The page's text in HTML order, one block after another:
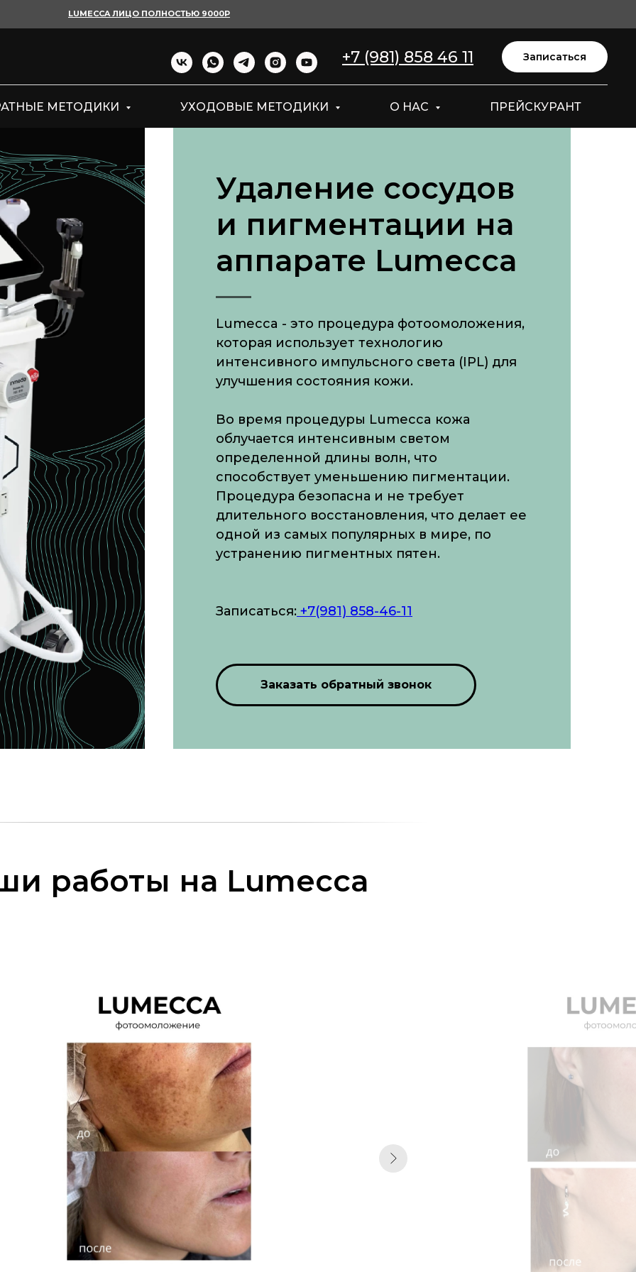
LUMECCA ЛИЦО ПОЛНОСТЬЮ 9000Р
+7 (981) 858 46 11 Записаться
МЕТОДИКИ УХОДОВЫЕ МЕТОДИКИ О НАС ПРЕЙСКУРАНТ
Удаление сосудов
и пигментации на
аппарате Lumecca
Lumecca - это процедура фотоомоложения,
которая использует технологию
интенсивного импульсного света (IPL) для
улучшения состояния кожи.
Во время процедуры Lumecca кожа
облучается интенсивным светом
определенной длины волн, что
способствует уменьшению пигментации.
Процедура безопасна и не требует
длительного восстановления, что делает ее
одной из самых популярных в мире, по
устранению пигментных пятен.
Записаться: +7(981) 858-46-11
Заказать обратный звонок
работы на Lumecca